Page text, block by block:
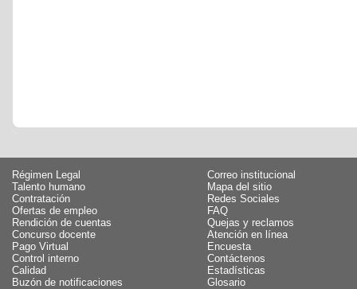
Régimen Legal
Talento humano
Contratación
Ofertas de empleo
Rendición de cuentas
Concurso docente
Pago Virtual
Control interno
Calidad
Buzón de notificaciones
Correo institucional
Mapa del sitio
Redes Sociales
FAQ
Quejas y reclamos
Atención en línea
Encuesta
Contáctenos
Estadísticas
Glosario